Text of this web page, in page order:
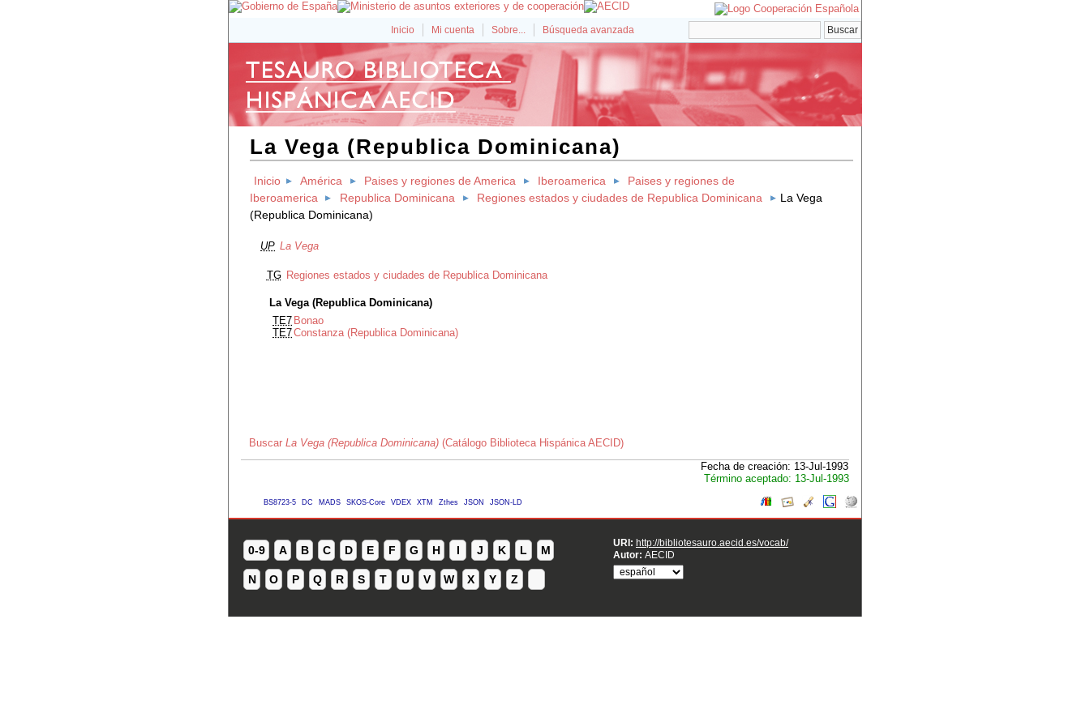
Inicio Mi cuenta Sobre... Búsqueda avanzada
La Vega (Republica Dominicana)
Inicio América Paises y regiones de America Iberoamerica
Paises y regiones de
Iberoamerica
Republica Dominicana Regiones estados y ciudades de Republica Dominicana
La Vega
(Republica Dominicana)
UP La Vega
TG Regiones estados y ciudades de Republica Dominicana
La Vega (Republica Dominicana)
TE7 Bonao
TE7Constanza (Republica Dominicana)
Buscar La Vega (Republica Dominicana) (Catálogo Biblioteca Hispánica AECID)
Fecha de creación: 13-Jul-1993
Término aceptado: 13-Jul-1993
BS8723-5 DC MADS SKOS-Core VDEX XTM Zthes JSON JSON-LD
0-9 A B C D E F G H I J K L M
N O P Q R S T U V W X Y Z
URI: http://bibliotesauro.aecid.es/vocab/
Autor: AECID